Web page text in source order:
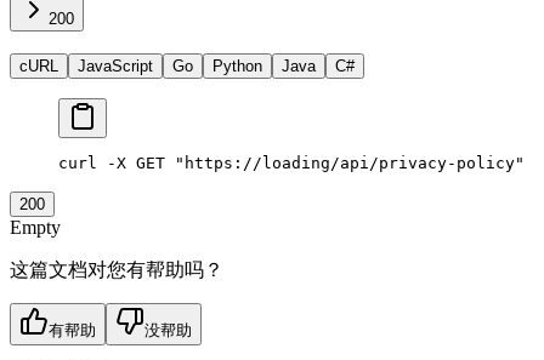
200
cURL JavaScript Go Python Java C#
curl -X GET "https://loading/api/privacy-policy"
200
Empty
这篇文档对您有帮助吗？
有帮助 没帮助